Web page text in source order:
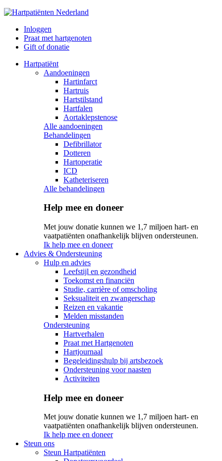
Inloggen
Praat met hartgenoten
Gift of donatie
Hartpatiënt
Aandoeningen
Hartinfarct
Hartruis
Hartstilstand
Hartfalen
Aortaklepstenose
Alle aandoeningen
Behandelingen
Defibrillator
Dotteren
Hartoperatie
ICD
Katheteriseren
Alle behandelingen
Help mee en doneer
Met jouw donatie kunnen we 1,7 miljoen hart- en
vaatpatiënten onafhankelijk blijven ondersteunen.
Ik help mee en doneer
Advies & Ondersteuning
Hulp en advies
Leefstijl en gezondheid
Toekomst en financiën
Studie, carrière of omscholing
Seksualiteit en zwangerschap
Reizen en vakantie
Melden misstanden
Ondersteuning
Hartverhalen
Praat met Hartgenoten
Hartjournaal
Begeleidingshulp bij artsbezoek
Ondersteuning voor naasten
Activiteiten
Help mee en doneer
Met jouw donatie kunnen we 1,7 miljoen hart- en
vaatpatiënten onafhankelijk blijven ondersteunen.
Ik help mee en doneer
Steun ons
Steun Hartpatiënten